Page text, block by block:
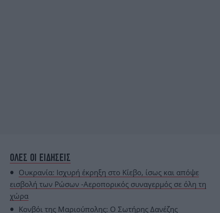
ΟΛΕΣ ΟΙ ΕΙΔΗΣΕΙΣ
Ουκρανία: Ισχυρή έκρηξη στο Κίεβο, ίσως και απόψε
εισβολή των Ρώσων -Αεροπορικός συναγερμός σε όλη τη
χώρα
Κονβόι της Μαριούπολης: Ο Σωτήρης Δανέζης